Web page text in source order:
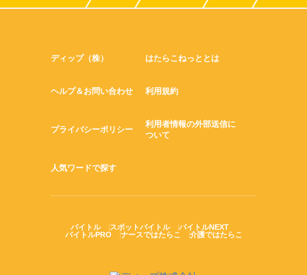
ディップ（株） はたらこねっととは
ヘルプ＆お問い合わせ 利用規約
プライバシーポリシー
利用者情報の外部送信に
ついて
人気ワードで探す
バイトル スポットバイトル
バイトルNEXT
バイトルPRO
ナースではたらこ 介護ではたらこ